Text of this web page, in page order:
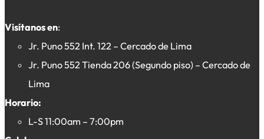
Visítanos en:
Jr. Puno 552 Int. 122 – Cercado de Lima
Jr. Puno 552 Tienda 206 (Segundo piso) – Cercado de
Lima
Horario:
L-S 11:00am – 7:00pm